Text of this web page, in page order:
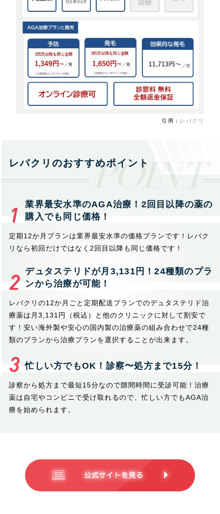
引用： レバクリ
レバクリのおすすめポイント
業界最安水準のAGA治療！2回目以降の薬の
購入でも同じ価格！
定期12か月プランは業界最安水準の価格プランです！レバク
リなら初回だけではなく2回目以降も同じ価格です！
デュタステリドが月3,131円！24種類のプラ
ンから治療が可能！
レバクリの12か月ごと定期配送プランでのデュタステリド治
療薬は月3,131円（税込）と他のクリニックに対して割安で
す！安い海外製や安心の国内製の治療薬の組み合わせで24種
類のプランから治療プランを選択することが出来ます。
忙しい方でもOK！診察〜処方まで15分！
診察から処方まで最短15分なので隙間時間に受診可能！治療
薬は自宅やコンビニで受け取れるので、忙しい方でもAGA治
療を始められます。